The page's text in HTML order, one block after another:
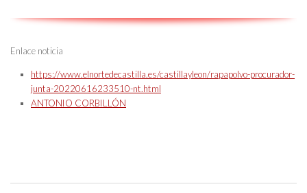
Enlace noticia
https://www.elnortedecastilla.es/castillayleon/rapapolvo-procurador-
junta-20220616233510-nt.html
ANTONIO CORBILLÓN